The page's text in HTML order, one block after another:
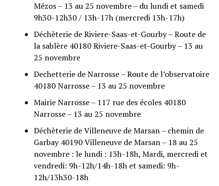
Mézos – 13 au 25 novembre – du lundi et samedi
9h30-12h30 / 13h-17h (mercredi 13h-17h)
Déchèterie de Riviere-Saas-et-Gourby – Route de
la sablère 40180 Riviere-Saas-et-Gourby – 13 au
25 novembre
Dechetterie de Narrosse – Route de l’observatoire
40180 Narrosse – 13 au 25 novembre
Mairie Narrosse – 117 rue des écoles 40180
Narrosse – 13 au 25 novembre
Déchèterie de Villeneuve de Marsan – chemin de
Garbay 40190 Villeneuve de Marsan – 18 au 25
novembre : le lundi : 13h-18h, Mardi, mercredi et
vendredi: 9h-12h/14h-18h et samedi: 9h-
12h/13h30-18h